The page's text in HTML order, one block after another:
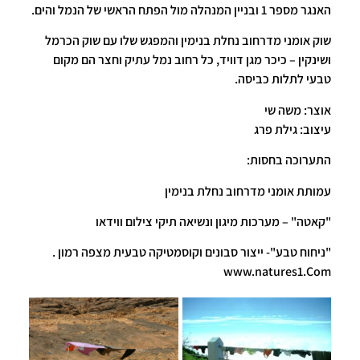
האנגר מספר 1 ובניין המנהלה מול הפתח הראשי של הנמל והים.
שוק אומני מדרחוב נחלת בנימין והמפגש שלו עם שוק הכרמל
ושינקין – כיכר מגן דוויד, כל רחוב נמל עתיק וחצר הם מקום
טבעי לתלות כביסה.
אוצר: משה שי
עיצוב: גילת פרג
התערוכה בחסות:
עמותת אומני מדרחוב נחלת בנימין
"קאטה" – מערכות מיגון ונשיאה תיקי צילום ווידאו
"ניחוח טבע"- ייצור סבונים וקוסמטיקה טבעית מצפה רמון .
www.natures1.Com